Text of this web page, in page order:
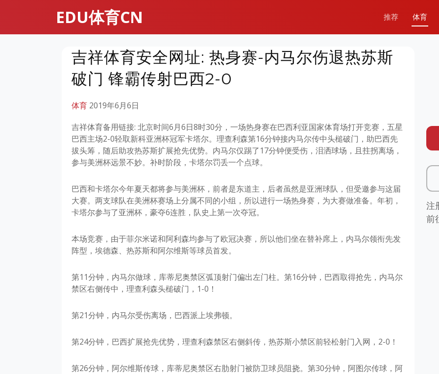
EDU体育CN 推荐 体育
吉祥体育安全网址: 热身赛-内马尔伤退热苏斯
破门 锋霸传射巴西2-0
体育 2019年6月6日
吉祥体育备用链接: 北京时间6月6日8时30分，一场热身赛在巴西利亚国家体育场打开竞赛，五星
巴西主场2-0轻取新科亚洲杯冠军卡塔尔。理查利森第16分钟接内马尔传中头槌破门，助巴西先
拔头筹，随后助攻热苏斯扩展抢先优势。内马尔仅踢了17分钟便受伤，泪洒球场，且拄拐离场，
参与美洲杯远景不妙。补时阶段，卡塔尔罚丢一个点球。
巴西和卡塔尔今年夏天都将参与美洲杯，前者是东道主，后者虽然是亚洲球队，但受邀参与这届
大赛。两支球队在美洲杯赛场上分属不同的小组，所以进行一场热身赛，为大赛做准备。年初，
卡塔尔参与了亚洲杯，豪夺6连胜，队史上第一次夺冠。
本场竞赛，由于菲尔米诺和阿利森均参与了欧冠决赛，所以他们坐在替补席上，内马尔领衔先发
阵型，埃德森、热苏斯和阿尔维斯等球员首发。
第11分钟，内马尔做球，库蒂尼奥禁区弧顶射门偏出左门柱。第16分钟，巴西取得抢先，内马尔
禁区右侧传中，理查利森头槌破门，1-0！
第21分钟，内马尔受伤离场，巴西派上埃弗顿。
第24分钟，巴西扩展抢先优势，理查利森禁区右侧斜传，热苏斯小禁区前轻松射门入网，2-0！
第26分钟，阿尔维斯传球，库蒂尼奥禁区右肋射门被防卫球员阻挠。第30分钟，阿图尔传球，阿
注
前